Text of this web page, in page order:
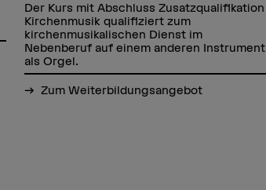
Der Kurs mit Abschluss Zusatzqualifikation
Kirchenmusik qualifiziert zum
kirchenmusikalischen Dienst im
Nebenberuf auf einem anderen Instrument
als Orgel.
Zum Weiterbildungsangebot